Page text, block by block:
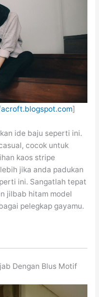
]
ide baju seperti ini.
cocok untuk
kaos stripe
jika anda padukan
ini. Sangatlah tepat
jilbab hitam model
pelegkap gayamu.
Dengan Blus Motif